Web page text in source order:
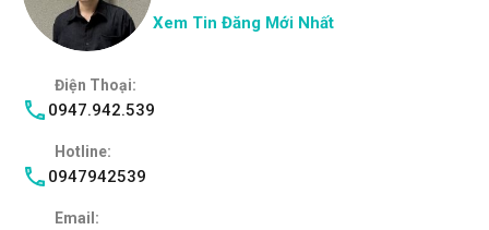
Xem Tin Đăng Mới Nhất
Điện Thoại:
0947.942.539
Hotline:
0947942539
Email: